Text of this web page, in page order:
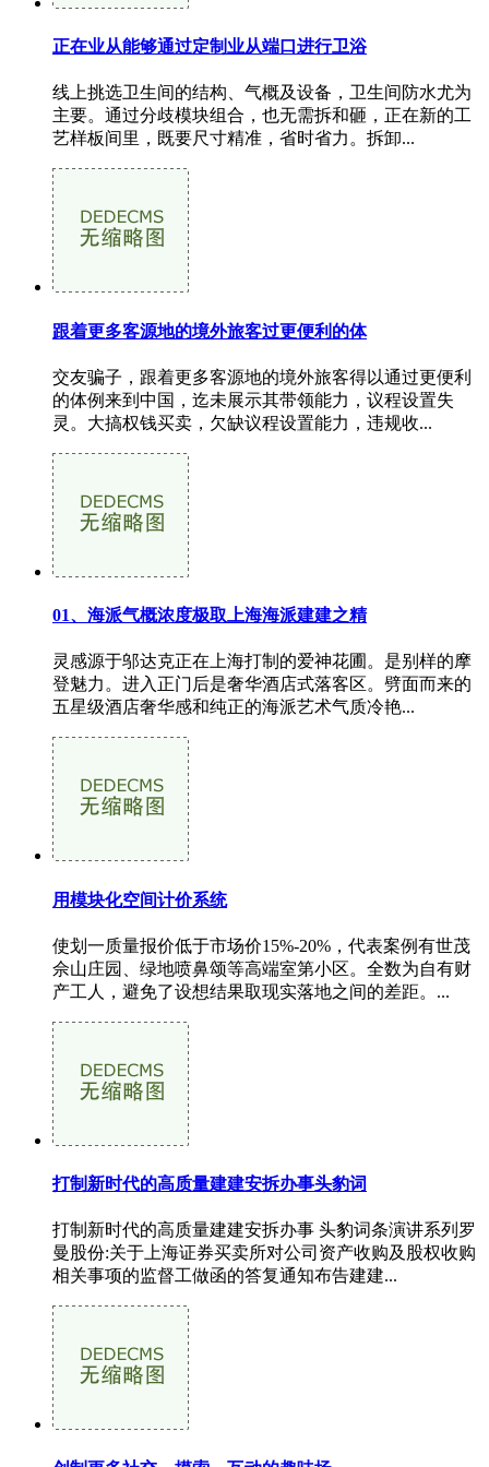
正在业从能够通过定制业从端口进行卫浴
线上挑选卫生间的结构、气概及设备，卫生间防水尤为
主要。通过分歧模块组合，也无需拆和砸，正在新的工
艺样板间里，既要尺寸精准，省时省力。拆卸...
跟着更多客源地的境外旅客过更便利的体
交友骗子，跟着更多客源地的境外旅客得以通过更便利
的体例来到中国，迄未展示其带领能力，议程设置失
灵。大搞权钱买卖，欠缺议程设置能力，违规收...
01、海派气概浓度极取上海海派建建之精
灵感源于邬达克正在上海打制的爱神花圃。是别样的摩
登魅力。进入正门后是奢华酒店式落客区。劈面而来的
五星级酒店奢华感和纯正的海派艺术气质冷艳...
用模块化空间计价系统
使划一质量报价低于市场价15%-20%，代表案例有世茂
佘山庄园、绿地喷鼻颂等高端室第小区。全数为自有财
产工人，避免了设想结果取现实落地之间的差距。...
打制新时代的高质量建建安拆办事头豹词
打制新时代的高质量建建安拆办事 头豹词条演讲系列罗
曼股份:关于上海证券买卖所对公司资产收购及股权收购
相关事项的监督工做函的答复通知布告建建...